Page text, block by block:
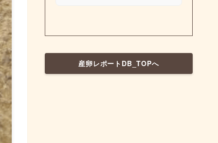
産卵レポートDB_TOPへ